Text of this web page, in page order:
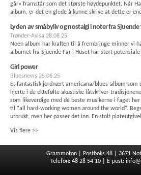
går» framstår som det største høydepunktet. Når
album, er det en glede å kunne skrive at dette er
Lyden av småbyliv og nostalgi i noter fra Sjuende
Trønder-Avisa 28.08.25
Noen album har kraften til å frembringe minner vi
albumet fra Sjuende Far i Huset har stort
Girl power
Bluesnews 25.06.25
Et fantastisk jordnært americana/blues-album som
hjerte i de ektefølte akustiske låtskriver-
som likeverdige med de beste musikerne i faget
til “all hard-working women around the world”.
utbrukt, men her passer det inn. En stolt
Vis flere >>
Grammofon | Postboks 48 | 3671
Telefon: 48 28 54 10 | E-post: